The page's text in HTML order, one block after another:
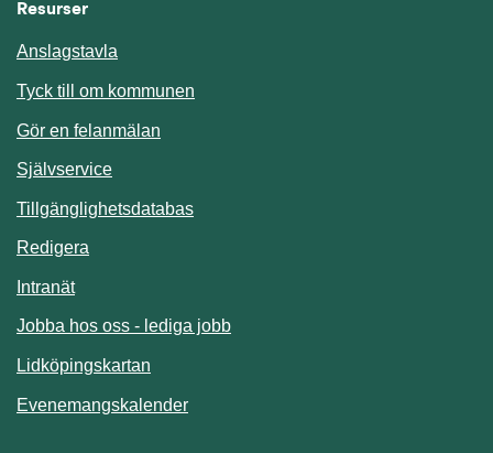
Resurser
Anslagstavla
Tyck till om kommunen
Gör en felanmälan
SjälvserviceLänk till annan webbplats.
TillgänglighetsdatabasLänk till annan webbplats.
Redigera
IntranätLänk till annan webbplats.
Jobba hos oss - lediga jobb
Lidköpingskartan
EvenemangskalenderLänk till annan webbplats.